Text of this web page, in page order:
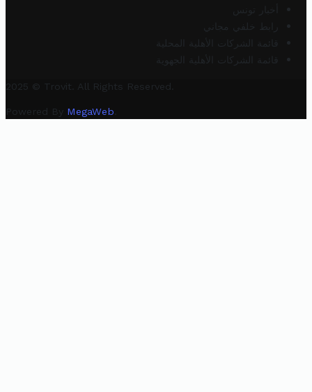
أخبار تونس
رابط خلفي مجاني
قائمة الشركات الأهلية المحلية
قائمة الشركات الأهلية الجهوية
2025 © Trovit. All Rights Reserved.
Powered By MegaWeb